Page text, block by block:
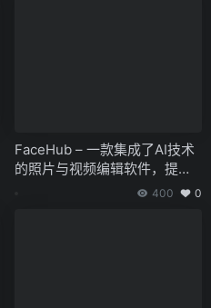
FaceHub – 一款集成了AI技术
的照片与视频编辑软件，提供
面部替换、样式转换和动画创
400 0